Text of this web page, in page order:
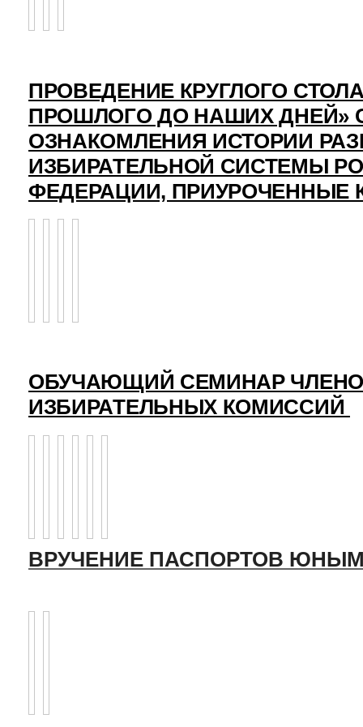
ПРОВЕДЕНИЕ КРУГЛОГО
ПРОШЛОГО ДО НАШИХ ДНЕЙ»
ОЗНАКОМЛЕНИЯ ИСТОРИИ
ИЗБИРАТЕЛЬНОЙ СИСТЕМЫ
ФЕДЕРАЦИИ, ПРИУРОЧЕННЫЕ
ОБУЧАЮЩИЙ СЕМИНАР
ИЗБИРАТЕЛЬНЫХ КОМИССИЙ
ВРУЧЕНИЕ ПАСПОРТОВ